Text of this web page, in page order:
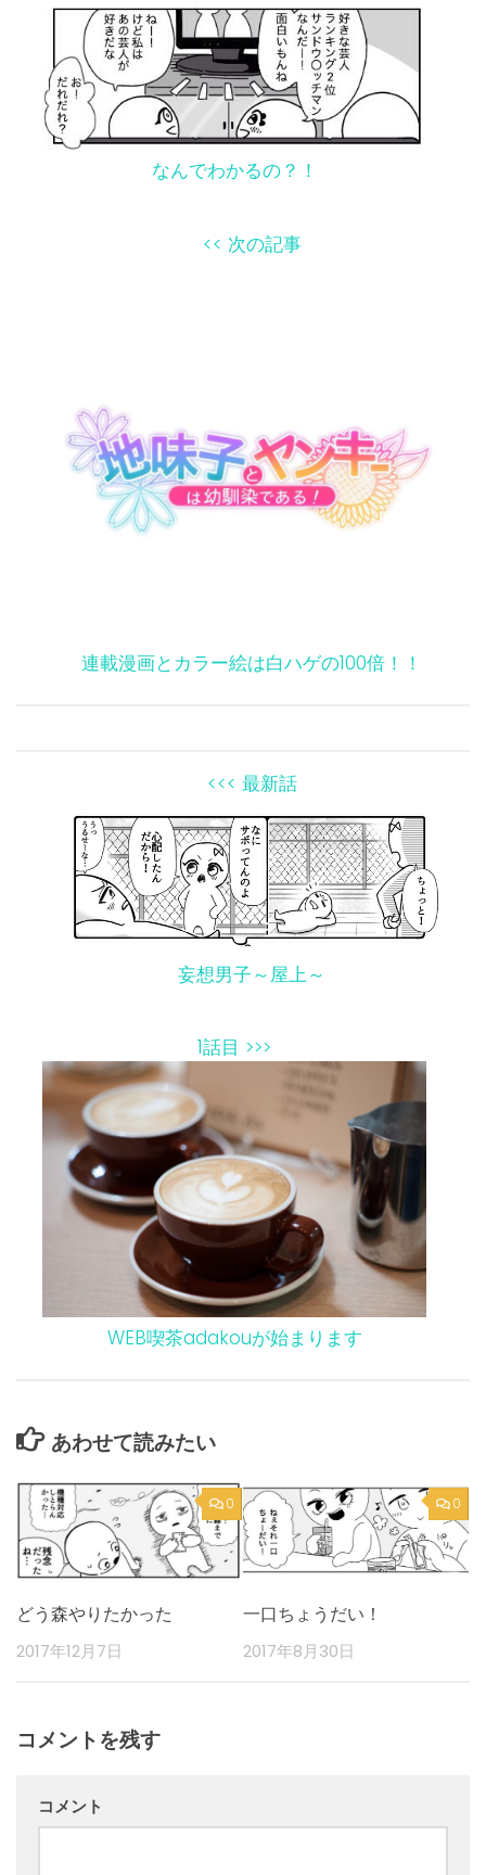
なんでわかるの？！
<< 次の記事
連載漫画とカラー絵は白ハゲの100倍！！
<<< 最新話
妄想男子～屋上～
1話目 >>>
WEB喫茶adakouが始まります
あわせて読みたい
0
どう森やりたかった
2017年12月7日
0
一口ちょうだい！
2017年8月30日
コメントを残す
コメント